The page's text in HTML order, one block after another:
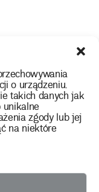
o urządzeniu.
takich danych jak
zgody lub jej
na niektóre